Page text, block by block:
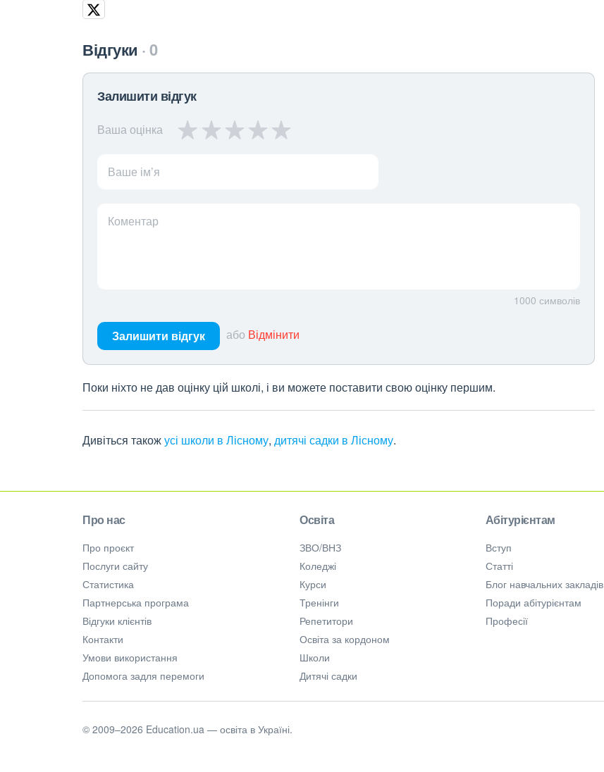
Відгуки 0
Залишити відгук
Ваша оцінка
Ваше ім’я
Коментар
1000 символів
Залишити відгук або Відмінити
Поки ніхто не дав оцінку цій школі, і ви можете поставити свою оцінку першим.
Дивіться такожусі школи в Лісному, дитячі садки в Лісному.
Про нас
Про проєкт
Послуги сайту
Статистика
Партнерська програма
Відгуки клієнтів
Контакти
Умови використання
Допомога задля перемоги
Освіта
ЗВО/ВНЗ
Коледжі
Курси
Тренінги
Репетитори
Освіта за кордоном
Школи
Дитячі садки
Абітурієнтам
Вступ
Статті
Блог навчальних закладів
Поради абітурієнтам
Професії
© 2009–2026 Education.ua — освіта в Україні.